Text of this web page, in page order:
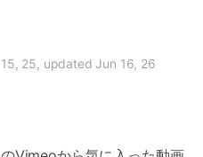
25, updated Jun 16, 26